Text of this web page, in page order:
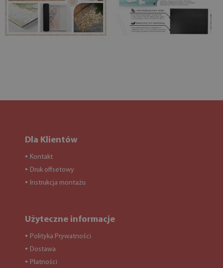
Dla Klientów
● Kontakt
● Druk offsetowy
● Instrukcja montażu
Użyteczne informacje
● Polityka Prywatności
● Dostawa
● Płatności